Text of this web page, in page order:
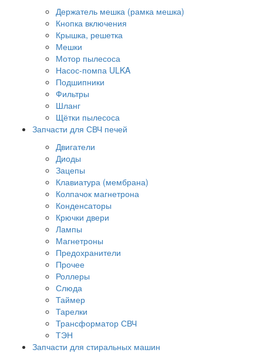
Держатель мешка (рамка мешка)
Кнопка включения
Крышка, решетка
Мешки
Мотор пылесоса
Насос-помпа ULKA
Подшипники
Фильтры
Шланг
Щётки пылесоса
Запчасти для СВЧ печей
Двигатели
Диоды
Зацепы
Клавиатура (мембрана)
Колпачок магнетрона
Конденсаторы
Крючки двери
Лампы
Магнетроны
Предохранители
Прочее
Роллеры
Слюда
Таймер
Тарелки
Трансформатор СВЧ
ТЭН
Запчасти для стиральных машин